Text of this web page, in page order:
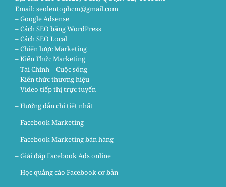
Email: seolentophcm@gmail.com
– Google Adsense
– Cách SEO bằng WordPress
– Cách SEO Local
– Chiến lược Marketing
– Kiến Thức Marketing
– Tài Chính – Cuộc sống
– Kiến thức thương hiệu
– Video tiếp thị trực tuyến
– Hướng dẫn chi tiết nhất
–Facebook Marketing
–Facebook Marketing bán hàng
–Giải đáp Facebook Ads online
–Học quảng cáo Facebook cơ bản